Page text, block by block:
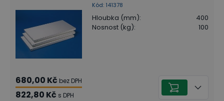
Kód: 141378
Hloubka (mm):
400
Nosnost (kg): 100
680,00 Kč bez DPH
822,80 Kč s DPH